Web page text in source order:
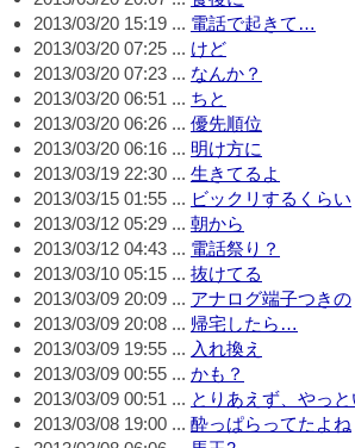
2013/03/20 15:19 ... 電話で起きて…
2013/03/20 07:25 ... けど
2013/03/20 07:23 ... なんか？
2013/03/20 06:51 ... ちと
2013/03/20 06:26 ... 優先順位
2013/03/20 06:16 ... 明け方に
2013/03/19 22:30 ... 生きてるよ
2013/03/15 01:55 ... ビックリするくらい
2013/03/12 05:29 ... 朝から
2013/03/12 04:43 ... 電話祭り？
2013/03/10 05:15 ... 抜けてる
2013/03/09 20:09 ... アナログ端子つきの
2013/03/09 20:08 ... 帰宅したら…
2013/03/09 19:55 ... 入れ換え
2013/03/09 00:55 ... かも？
2013/03/09 00:51 ... とりあえず、やっ
2013/03/08 19:00 ... 酔っぱらってたよね